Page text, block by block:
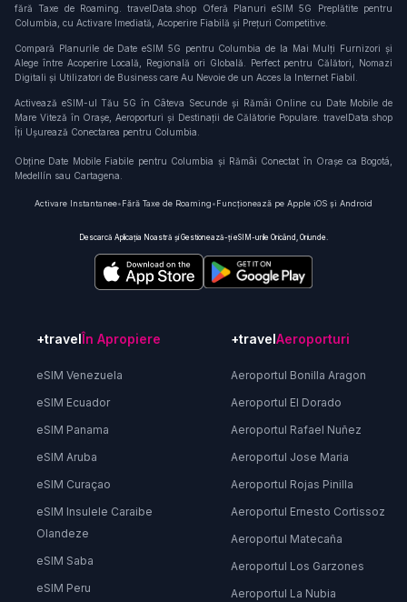
fără Taxe de Roaming. travelData.shop Oferă Planuri eSIM 5G Preplătite pentru
Columbia, cu Activare Imediată, Acoperire Fiabilă și Prețuri Competitive.
Compară Planurile de Date eSIM 5G pentru Columbia de la Mai Mulți Furnizori și
Alege între Acoperire Locală, Regională ori Globală. Perfect pentru Călători, Nomazi
Digitali și Utilizatori de Business care Au Nevoie de un Acces la Internet Fiabil.
Activează eSIM-ul Tău 5G în Câteva Secunde și Rămâi Online cu Date Mobile de
Mare Viteză în Orașe, Aeroporturi și Destinații de Călătorie Populare. travelData.shop
Îți Ușurează Conectarea pentru Columbia.
Obține Date Mobile Fiabile pentru Columbia și Rămâi Conectat în Orașe ca Bogotá,
Medellín sau Cartagena.
Activare Instantanee•Fără Taxe de Roaming•Funcționează pe Apple iOS și Android
Descarcă Aplicația Noastră și Gestionează-ți eSIM-urile Oricând, Oriunde.
+travelÎn Apropiere
eSIM Venezuela
eSIM Ecuador
eSIM Panama
eSIM Aruba
eSIM Curaçao
eSIM Insulele Caraibe
Olandeze
eSIM Saba
eSIM Peru
+travelAeroporturi
Aeroportul Bonilla Aragon
Aeroportul El Dorado
Aeroportul Rafael Nuñez
Aeroportul Jose Maria
Aeroportul Rojas Pinilla
Aeroportul Ernesto Cortissoz
Aeroportul Matecaña
Aeroportul Los Garzones
Aeroportul La Nubia